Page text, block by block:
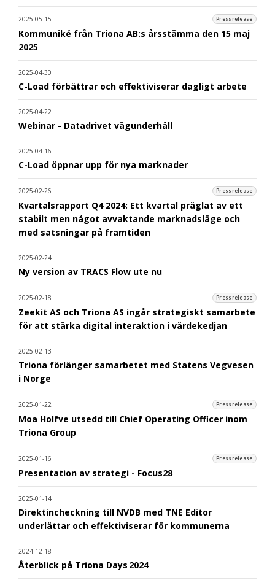
2025-05-15 Pressrelease
Kommuniké från Triona AB:s årsstämma den 15 maj
2025
2025-04-30
C-Load förbättrar och effektiviserar dagligt arbete
2025-04-22
Webinar - Datadrivet vägunderhåll
2025-04-16
C-Load öppnar upp för nya marknader
2025-02-26 Pressrelease
Kvartalsrapport Q4 2024: Ett kvartal präglat av ett
stabilt men något avvaktande marknadsläge och
med satsningar på framtiden
2025-02-24
Ny version av TRACS Flow ute nu
2025-02-18 Pressrelease
Zeekit AS och Triona AS ingår strategiskt samarbete
för att stärka digital interaktion i värdekedjan
2025-02-13
Triona förlänger samarbetet med Statens Vegvesen
i Norge
2025-01-22 Pressrelease
Moa Holfve utsedd till Chief Operating Officer inom
Triona Group
2025-01-16 Pressrelease
Presentation av strategi - Focus28
2025-01-14
Direktincheckning till NVDB med TNE Editor
underlättar och effektiviserar för kommunerna
2024-12-18
Återblick på Triona Days 2024